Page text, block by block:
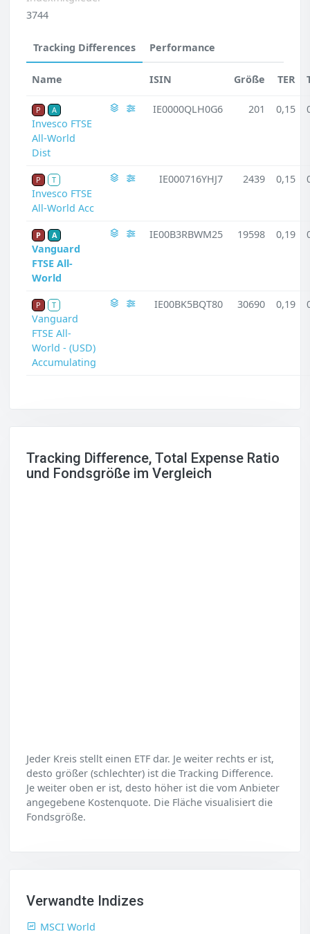
3744
Tracking Differences Performance
Name ISIN Größe TER
P A
Invesco FTSE
All-World
Dist
IE0000QLH0G6 201 0,15
P T
Invesco FTSE
All-World Acc
IE000716YHJ7 2439 0,15
P A
Vanguard
FTSE All-
World
IE00B3RBWM25 19598 0,19
P T
Vanguard
FTSE All-
World - (USD)
Accumulating
IE00BK5BQT80 30690 0,19
Tracking Difference, Total Expense Ratio
und Fondsgröße im Vergleich
Jeder Kreis stellt einen ETF dar. Je weiter rechts er ist,
desto größer (schlechter) ist die Tracking Difference.
Je weiter oben er ist, desto höher ist die vom Anbieter
angegebene Kostenquote. Die Fläche visualisiert die
Fondsgröße.
Verwandte Indizes
MSCI World